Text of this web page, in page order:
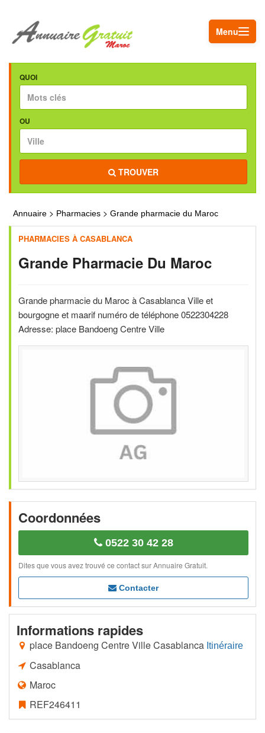
Menu
QUOI
OU
TROUVER
Annuaire > Pharmacies > Grande pharmacie du Maroc
PHARMACIES À CASABLANCA
Grande Pharmacie Du Maroc
Grande pharmacie du Maroc à Casablanca Ville et
bourgogne et maarif numéro de téléphone 0522304228
Adresse: place Bandoeng Centre Ville
Coordonnées
0522 30 42 28
Dites que vous avez trouvé ce contact sur Annuaire Gratuit.
Contacter
Informations rapides
place Bandoeng Centre Ville Casablanca Itinéraire
Casablanca
Maroc
REF246411